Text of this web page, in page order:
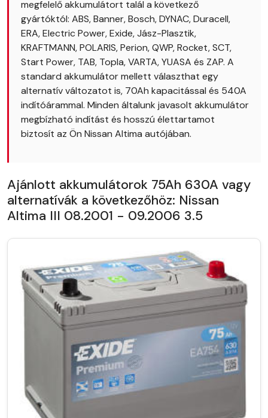
megfelelő akkumulátort talál a következő
gyártóktól: ABS, Banner, Bosch, DYNAC, Duracell,
ERA, Electric Power, Exide, Jász-Plasztik,
KRAFTMANN, POLARIS, Perion, QWP, Rocket, SCT,
Start Power, TAB, Topla, VARTA, YUASA és ZAP. A
standard akkumulátor mellett választhat egy
alternatív változatot is, 70Ah kapacitással és 540A
indítóárammal. Minden általunk javasolt akkumulátor
megbízható indítást és hosszú élettartamot
biztosít az Ön Nissan Altima autójában.
Ajánlott akkumulátorok 75Ah 630A vagy
alternatívák a következőhöz: Nissan
Altima III 08.2001 - 09.2006 3.5